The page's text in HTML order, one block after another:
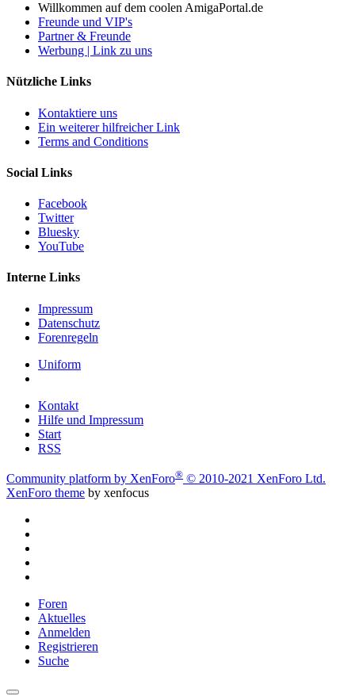
Willkommen auf dem coolen AmigaPortal.de
Freunde und VIP's
Partner & Freunde
Werbung | Link zu uns
Nützliche Links
Kontaktiere uns
Ein weiterer hilfreicher Link
Terms and Conditions
Social Links
Facebook
Twitter
Bluesky
YouTube
Interne Links
Impressum
Datenschutz
Forenregeln
Uniform
Kontakt
Hilfe und Impressum
Start
RSS
Community platform by XenForo® © 2010-2021 XenForo Ltd.
XenForo theme by xenfocus
Foren
Aktuelles
Anmelden
Registrieren
Suche